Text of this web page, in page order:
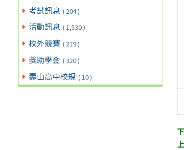
考試訊息 ( 204 )
活動訊息 ( 1,530 )
校外競賽 ( 219 )
獎助學金 ( 320 )
壽山高中校規 ( 10 )